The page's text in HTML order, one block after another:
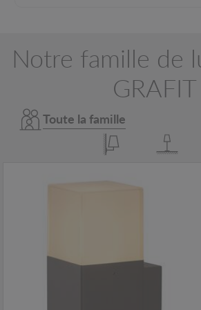
Notre famille de
GRAFIT
Toute la famille